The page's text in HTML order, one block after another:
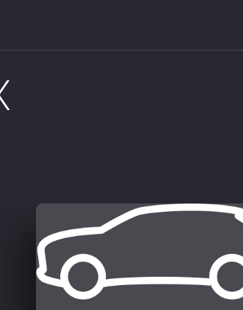
Gliwic, Zabrza lub Chorzowa?